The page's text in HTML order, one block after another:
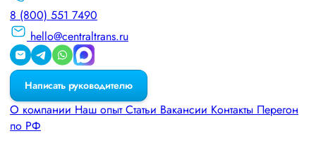
8 (800) 551 7490
hello@centraltrans.ru
Написать руководителю
О компании Наш опыт Статьи Вакансии Контакты Перегон
по РФ